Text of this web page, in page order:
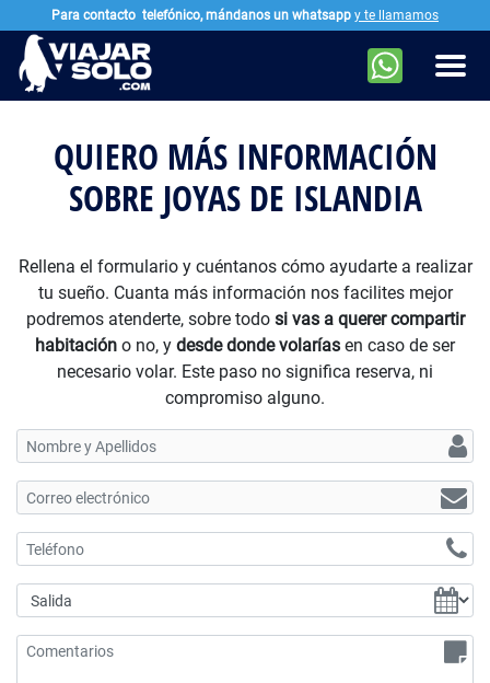
Ir al contenido principal
QUIERO MÁS INFORMACIÓN
SOBRE JOYAS DE ISLANDIA
Rellena el formulario y cuéntanos cómo ayudarte a realizar
tu sueño. Cuanta más información nos facilites mejor
podremos atenderte, sobre todo si vas a querer compartir
habitación o no, y desde donde volarías en caso de ser
necesario volar. Este paso no significa reserva, ni
compromiso alguno.
Para contacto telefónico, mándanos un whatsapp y te llamamos